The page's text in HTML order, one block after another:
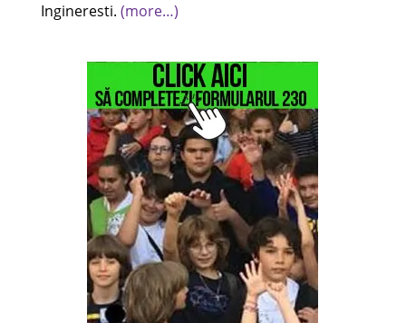
Ingineresti. (more…)